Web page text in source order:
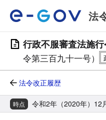
法
行政不服審査法施
令第三百九十一号）
法令改正履歴
時点 令和2年（2020年）12